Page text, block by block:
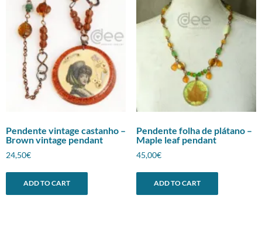
Pendente vintage castanho –
Brown vintage pendant
24,50€
ADD TO CART
Pendente folha de plátano –
Maple leaf pendant
45,00€
ADD TO CART